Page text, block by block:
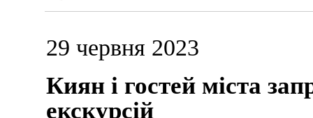
29 червня 2023
Киян і гостей міста
екскурсій